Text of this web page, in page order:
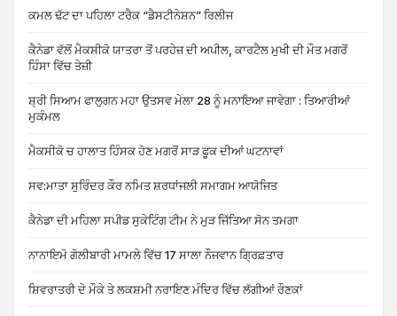
ਕਮਲ ਢੱਟ ਦਾ ਪਹਿਲਾ ਟਰੈਕ “ਡੈਸਟੀਨੇਸ਼ਨ” ਰਿਲੀਜ
ਕੈਨੇਡਾ ਵੱਲੋਂ ਮੈਕਸੀਕੋ ਯਾਤਰਾ ਤੋਂ ਪਰਹੇਜ਼ ਦੀ ਅਪੀਲ, ਕਾਰਟੈਲ ਮੁਖੀ ਦੀ ਮੌਤ ਮਗਰੋਂ
ਹਿੰਸਾ ਵਿੱਚ ਤੇਜ਼ੀ
ਸ਼੍ਰੀ ਸਿਆਮ ਫਾਲੁਗਨ ਮਹਾ ਉਤਸਵ ਮੇਲਾ 28 ਨੂੰ ਮਨਾਇਆ ਜਾਵੇਗਾ : ਤਿਆਰੀਆਂ
ਮੁਕੰਮਲ
ਮੈਕਸੀਕੋ ਚ ਹਾਲਾਤ ਹਿੰਸਕ ਹੋਣ ਮਗਰੋਂ ਸਾੜ ਫੂਕ ਦੀਆਂ ਘਟਨਾਵਾਂ
ਸਵ:ਮਾਤਾ ਸੁਰਿੰਦਰ ਕੌਰ ਨਮਿਤ ਸ਼ਰਧਾਂਜਲੀ ਸਮਾਗਮ ਆਯੋਜਿਤ
ਕੈਨੇਡਾ ਦੀ ਮਹਿਲਾ ਸਪੀਡ ਸੁਕੇਟਿੰਗ ਟੀਮ ਨੇ ਮੁੜ ਜਿੱਤਿਆ ਸੋਨ ਤਮਗਾ
ਨਾਨਾਇਮੋ ਗੋਲੀਬਾਰੀ ਮਾਮਲੇ ਵਿੱਚ 17 ਸਾਲਾ ਨੌਜਵਾਨ ਗ੍ਰਿਫ਼ਤਾਰ
ਸ਼ਿਵਰਾਤਰੀ ਦੇ ਮੌਕੇ ਤੇ ਲਕਸ਼ਮੀ ਨਰਾਇਣ ਮੰਦਿਰ ਵਿੱਚ ਲੱਗੀਆਂ ਰੌਣਕਾਂ